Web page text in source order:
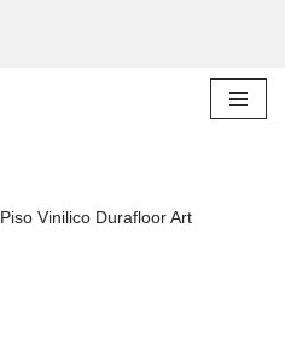
Piso Vinilico Durafloor Art